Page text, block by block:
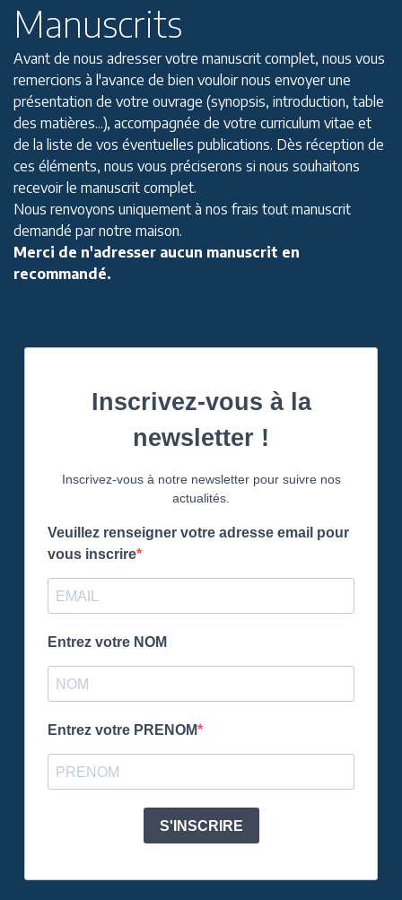
Manuscrits
Avant de nous adresser votre manuscrit complet, nous vous
remercions à l'avance de bien vouloir nous envoyer une
présentation de votre ouvrage (synopsis, introduction, table
des matières...), accompagnée de votre curriculum vitae et
de la liste de vos éventuelles publications. Dès réception de
ces éléments, nous vous préciserons si nous souhaitons
recevoir le manuscrit complet.
Nous renvoyons uniquement à nos frais tout manuscrit
demandé par notre maison.
Merci de n'adresser aucun manuscrit en
recommandé.
Inscrivez-vous à la
newsletter !
Inscrivez-vous à notre newsletter pour suivre nos
actualités.
Veuillez renseigner votre adresse email pour
vous inscrire
Entrez votre NOM
Entrez votre PRENOM
S'INSCRIRE